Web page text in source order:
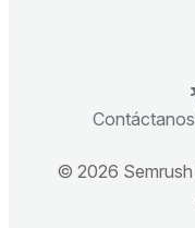
Contáctanos
© 2026